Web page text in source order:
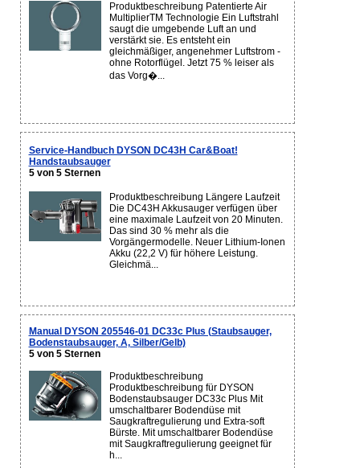
Produktbeschreibung Patentierte Air
MultiplierTM Technologie Ein Luftstrahl
saugt die umgebende Luft an und
verstärkt sie. Es entsteht ein
gleichmäßiger, angenehmer Luftstrom -
ohne Rotorflügel. Jetzt 75 % leiser als
das Vorg�...
Service-Handbuch DYSON DC43H Car&Boat!
Handstaubsauger
5 von 5 Sternen
Produktbeschreibung Längere Laufzeit
Die DC43H Akkusauger verfügen über
eine maximale Laufzeit von 20 Minuten.
Das sind 30 % mehr als die
Vorgängermodelle. Neuer Lithium-Ionen
Akku (22,2 V) für höhere Leistung.
Gleichmä...
Manual DYSON 205546-01 DC33c Plus (Staubsauger,
Bodenstaubsauger, A, Silber/Gelb)
5 von 5 Sternen
Produktbeschreibung
Produktbeschreibung für DYSON
Bodenstaubsauger DC33c Plus Mit
umschaltbarer Bodendüse mit
Saugkraftregulierung und Extra-soft
Bürste. Mit umschaltbarer Bodendüse
mit Saugkraftregulierung geeignet für
h...